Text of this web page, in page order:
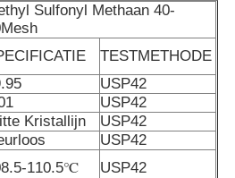
Sulfonyl Methaan 40-
TESTMETHODE
USP42
USP42
Kristallijn
USP42
USP42
110.5℃
USP42